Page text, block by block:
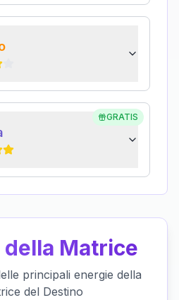
GRATIS
della Matrice
principali energie della
del Destino